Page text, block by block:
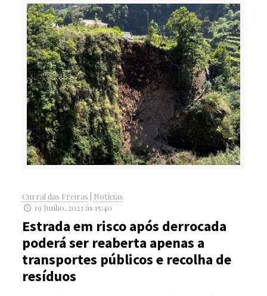
Curral das Freiras
Notícias
19 Junho, 2023 às 15:40
Estrada em risco após derrocada
poderá ser reaberta apenas a
transportes públicos e recolha de
resíduos